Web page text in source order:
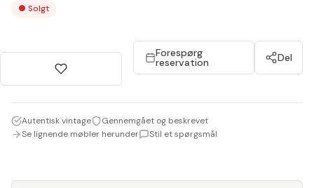
● Solgt
Forespørg
reservation Del
Autentisk vintage
Gennemgået og beskrevet
Se lignende møbler herunder
Stil et spørgsmål